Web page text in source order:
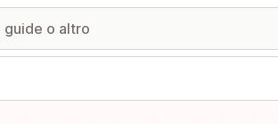
immagini in evidenza